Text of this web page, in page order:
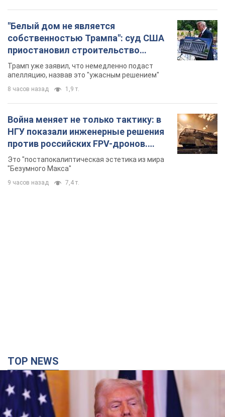
"Белый дом не является
собственностью Трампа": суд США
приостановил строительство
бального зала стоимостью 400 млн
долларов
Трамп уже заявил, что немедленно подаст
апелляцию, назвав это "ужасным решением"
8 часов назад 1,9 т.
Война меняет не только тактику: в
НГУ показали инженерные решения
против российских FPV-дронов.
Фото
Это "постапокалиптическая эстетика из мира
"Безумного Макса"
9 часов назад 7,4 т.
TOP NEWS